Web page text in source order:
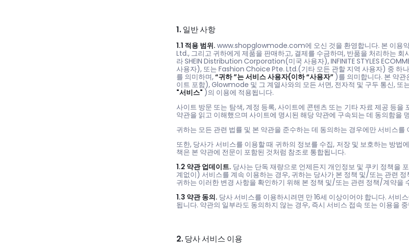
1. 일반 사항
1.1 적용 범위. www.shopglowmode.com에 오신 것을 환영합니다. 본 이용
Ltd., 그리고 귀하에게 제품을 판매하고, 결제를 수금하며, 반품을 처리하는 회
라 SHEIN Distribution Corporation(미국 사용자), INFINITE STYLES
사용자), 또는 Fashion Choice Pte. Ltd.(기타 모든 관할 지역 사용자) 중 하
를 의미하며,“귀하”는 서비스 사용자(이하 “사용자” )를 의미합니다. 본 약
이트 포함), Glowmode 및 그 계열사와의 모든 서면, 전자적 및 구두 통신,
"서비스" )의 이용에 적용됩니다.
사이트 방문 또는 탐색, 계정 등록, 사이트에 콘텐츠 또는 기타 자료 제공 등
약관을 읽고 이해했으며 사이트에 명시된 해당 약관에 구속되는 데 동의함을
귀하는 모든 관련 법률 및 본 약관을 준수하는 데 동의하는 경우에만 서비스를
또한, 당사가 서비스를 이용할 때 귀하의 정보를 수집, 저장 및 보호하는 방법
책은 본 약관에 전문이 포함된 것처럼 참조로 통합됩니다.
1.2 약관 업데이트. 당사는 단독 재량으로 언제든지 개인정보 및 쿠키 정책을
계없이) 서비스를 계속 이용하는 경우, 귀하는 당사가 본 정책 및/또는 관련
귀하는 이러한 변경 사항을 확인하기 위해 본 정책 및/또는 관련 정책/계약을
1.3 약관 동의. 당사 서비스를 이용하시려면 만 16세 이상이어야 합니다. 서비
됩니다. 약관의 일부라도 동의하지 않는 경우, 즉시 서비스 접속 또는 이용을
2. 당사 서비스 이용